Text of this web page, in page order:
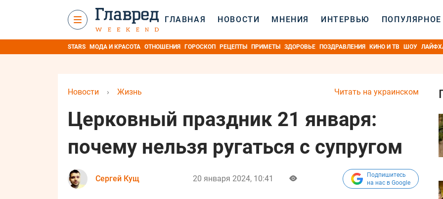
ГЛАВНАЯ НОВОСТИ МНЕНИЯ ИНТЕРВЬЮ ПОПУЛЯРНОЕ
STARS МОДА И КРАСОТА ОТНОШЕНИЯ ГОРОСКОП РЕЦЕПТЫ ПРИМЕТЫ ЗДОРОВЬЕ ПОЗДРАВЛЕНИЯ КИНО И ТВ ШОУ
Читать на украинском
Новости › Жизнь
Церковный праздник 21 января:
почему нельзя ругаться с супругом
Сергей Кущ 20 января 2024, 10:41
Подпишитесь
на нас в Google